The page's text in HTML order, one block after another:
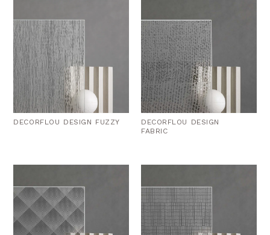
DECORFLOU DESIGN FUZZY
DECORFLOU DESIGN
FABRIC